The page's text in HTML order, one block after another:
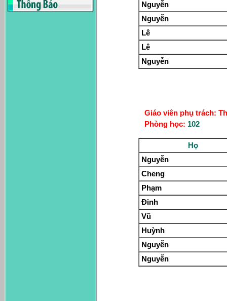
Nguyễn
Nguyễn
Lê
Lê
Nguyễn
Giáo viên phụ trách:
Phòng học: 102
Họ
Nguyễn
Cheng
Phạm
Đinh
Vũ
Huỳnh
Nguyễn
Nguyễn